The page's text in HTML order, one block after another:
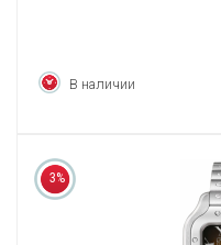
В наличии
3%